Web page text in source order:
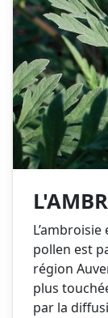
pollen est
région
plus
par la